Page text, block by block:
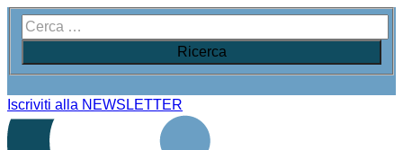
Iscriviti alla NEWSLETTER